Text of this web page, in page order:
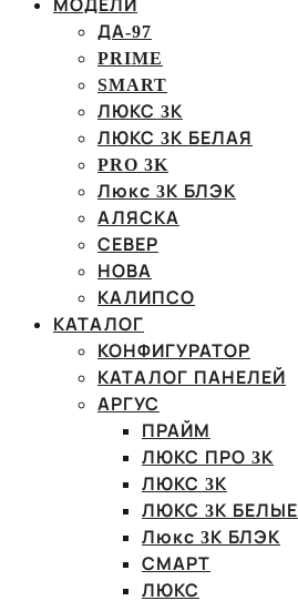
МОДЕЛИ
ДА-97
PRIME
SMART
ЛЮКС 3К
ЛЮКС 3К БЕЛАЯ
PRO 3K
Люкс 3К БЛЭК
АЛЯСКА
СЕВЕР
НОВА
КАЛИПСО
КАТАЛОГ
КОНФИГУРАТОР
КАТАЛОГ ПАНЕЛЕЙ
АРГУС
ПРАЙМ
ЛЮКС ПРО 3К
ЛЮКС 3К
ЛЮКС 3К БЕЛЫЕ
Люкс 3К БЛЭК
СМАРТ
ЛЮКС